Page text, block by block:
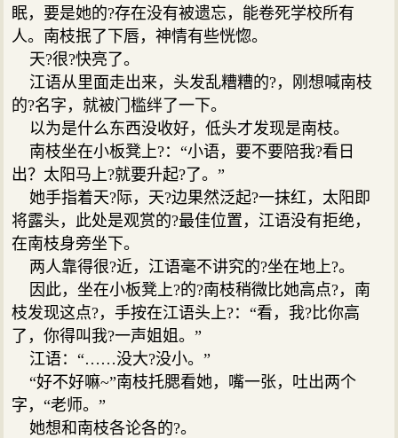
眠，要是她的?存在没有被遗忘，能卷死学校所有
人。南枝抿了下唇，神情有些恍惚。
天?很?快亮了。
江语从里面走出来，头发乱糟糟的?，刚想喊南枝
的?名字，就被门槛绊了一下。
以为是什么东西没收好，低头才发现是南枝。
南枝坐在小板凳上?：“小语，要不要陪我?看日
出？太阳马上?就要升起?了。”
她手指着天?际，天?边果然泛起?一抹红，太阳即
将露头，此处是观赏的?最佳位置，江语没有拒绝，
在南枝身旁坐下。
两人靠得很?近，江语毫不讲究的?坐在地上?。
因此，坐在小板凳上?的?南枝稍微比她高点?，南
枝发现这点?，手按在江语头上?：“看，我?比你高
了，你得叫我?一声姐姐。”
江语：“……没大?没小。”
“好不好嘛~”南枝托腮看她，嘴一张，吐出两个
字，“老师。”
她想和南枝各论各的?。